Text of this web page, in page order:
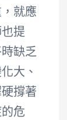
就應
提
缺乏
大、
撐著
危